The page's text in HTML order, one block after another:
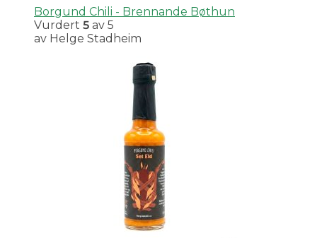
Borgund Chili - Brennande Bøthun
Vurdert 5 av 5
av Helge Stadheim